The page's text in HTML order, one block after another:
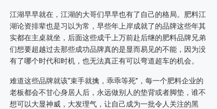
江湖早早就在，江湖的大哥们早早也有了自己的格局。肥料江
湖论资排辈也是习以为常，早些年上岸成就了的品牌这些年其
实都在主桌就坐，后面这些成千上万前赴后继的肥料品牌兄弟
们想要超越过去那些成功品牌真的是显而易见的不能，因为没
有了哪个时代和时机，也无法真正有可以弯道超车的机会。
难道这些品牌就该“束手就擒，乖乖等死”，每一个肥料企业的
老板都会不甘心身居人后，永远做别人的垫背或者脚垫，谁不
想可以大显神威，大发理气，让自己成为一批令人关注的黑